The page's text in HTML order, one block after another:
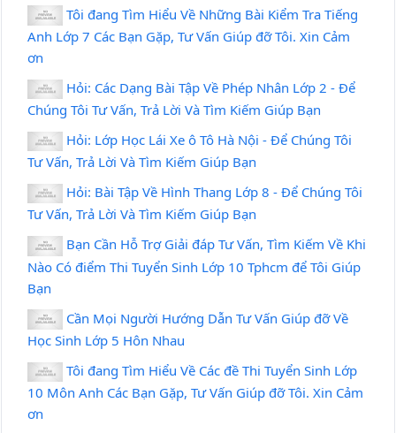
Tôi đang Tìm Hiểu Về Những Bài Kiểm Tra Tiếng
Anh Lớp 7 Các Bạn Gặp, Tư Vấn Giúp đỡ Tôi. Xin Cảm
ơn
Hỏi: Các Dạng Bài Tập Về Phép Nhân Lớp 2 - Để
Chúng Tôi Tư Vấn, Trả Lời Và Tìm Kiếm Giúp Bạn
Hỏi: Lớp Học Lái Xe ô Tô Hà Nội - Để Chúng Tôi
Tư Vấn, Trả Lời Và Tìm Kiếm Giúp Bạn
Hỏi: Bài Tập Về Hình Thang Lớp 8 - Để Chúng Tôi
Tư Vấn, Trả Lời Và Tìm Kiếm Giúp Bạn
Bạn Cần Hỗ Trợ Giải đáp Tư Vấn, Tìm Kiếm Về Khi
Nào Có điểm Thi Tuyển Sinh Lớp 10 Tphcm để Tôi Giúp
Bạn
Cần Mọi Người Hướng Dẫn Tư Vấn Giúp đỡ Về
Học Sinh Lớp 5 Hôn Nhau
Tôi đang Tìm Hiểu Về Các đề Thi Tuyển Sinh Lớp
10 Môn Anh Các Bạn Gặp, Tư Vấn Giúp đỡ Tôi. Xin Cảm
ơn